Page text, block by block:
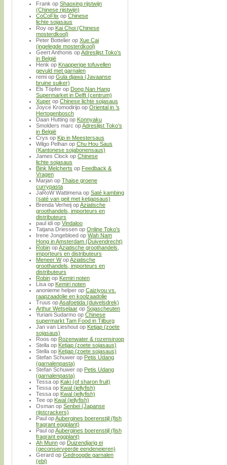
Frank op Shaoxing rijstwijn
(Chinese rijstwijn)
CoCoFlix op Chinese
lichte sojasaus
Roy op Kai Choi (Chinese
mosterdkool)
Peter Bottelier op Xue Cai
(ingelegde mosterdkool)
Geert Anthonis opAdreslijst Toko’s
in België
Henk op Knapperige tofuvellen
gevuld met garnalen
remi op Gula djawa (Javaanse
bruine suiker)
Els Töpfer op Dong Nan Hang
Supermarket in Delft (centrum)
Xuper op Chinese lichte sojasaus
Joyce Kromodirijo op Oriental in ’s
Hertogenbosch
Daan Hutting op Konnyaku
Smolders marc opAdreslijst Toko’s
in België
Crys op Kip in Meestersaus
Wilgo Pelhan op Chu Hou Saus
(Kantonese sojabonensaus)
James Clock op Chinese
lichte sojasaus
Bink Melcherts op Feedback &
Vragen
Marjan op Thaise groene
currypasta
JaRoW Wattimena op Saté kambing
(saté van geit met ketjapsaus)
Brenda Verheij opAziatische
groothandels, importeurs en
distributeurs
paul idi op Vindaloo
Tatjana Driessen op Online Toko’s
Irene Jongebloed op Wah Nam
Hong in Amsterdam (Duivendrecht)
Robin opAziatische groothandels,
importeurs en distributeurs
Meneer WopAziatische
groothandels, importeurs en
distributeurs
Robin op Kemiri noten
Lisa op Kemiri noten
anonieme helper op Caiziyou vs.
raapzaadolie en koolzaadolie
Truus opAsafoetida (duivelsdrek)
Arthur Wetselaar op Sojascheuten
Yuriani Sudarmo op Chinese
supermarkt Tam Food in Tilburg
Jan van Lieshout op Ketjap (zoete
sojasaus)
Roos op Rozenwater & rozensiroop
Stella op Ketjap (zoete sojasaus)
Stella op Ketjap (zoete sojasaus)
Stefan Schuwer op Petis Udang
(garnalenpasta)
Stefan Schuwer op Petis Udang
(garnalenpasta)
Tessa op Kaki (of sharon fruit)
Tessa op Kwal (jellyfish)
Tessa op Kwal (jellyfish)
Tee op Kwal (jellyfish)
Osman op Senbei (Japanse
rijstcrackers)
Paul opAubergines boerenstijl (fish
fragrant eggplant)
Paul opAubergines boerenstijl (fish
fragrant eggplant)
Ah Munn op Duizendjarig ei
(geconserveerde eendeneieren)
Gerard op Gedroogde garnalen
(ebi)